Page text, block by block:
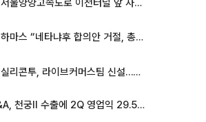
서울양양고속도로 이천터널 앞 사고 발생
하마스 “네타냐후 합의안 거절, 총선 앞두고 시간 끌기”
실리콘투, 라이브커머스팀 신설…K뷰티 ‘글로벌 판매망’ 확대[K뷰티 라방戰]
LIG D&A, 천궁Ⅱ 수출에 2Q 영업익 29.5%↑…수주잔고 24.6조 [종합]